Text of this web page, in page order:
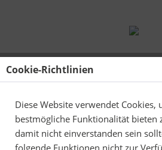
Cookie-Richtlinien
Diese Website verwendet Cookies,
bestmögliche Funktionalität bieten
damit nicht einverstanden sein
folgende Funktionen nicht zur